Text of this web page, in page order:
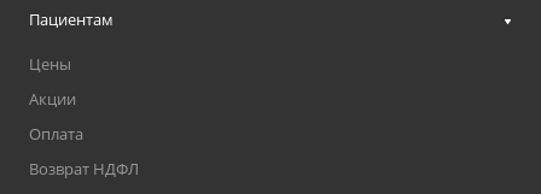
Пациентам
Цены
Акции
Оплата
Возврат НДФЛ